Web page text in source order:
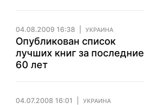
04.08.2009 16:38 УКРАИНА
Опубликован список
лучших книг за последние
60 лет
04.07.2008 16:01 УКРАИНА